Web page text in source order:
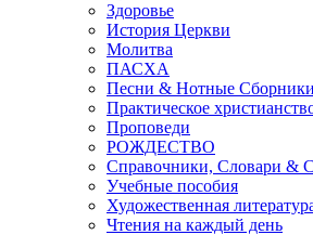
Здоровье
История Церкви
Молитва
ПАСХА
Песни & Нотные Сборники
Практическое
Проповеди
РОЖДЕСТВО
Справочники, Словари &
Учебные пособия
Художественная
Чтения на каждый день